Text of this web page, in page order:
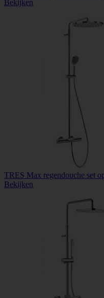
Bekijken
TRES Max regendouche set
Bekijken